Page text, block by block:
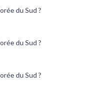
du Sud ?
du Sud ?
du Sud ?